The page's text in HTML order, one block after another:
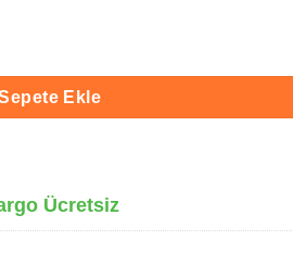
Ekle
Ücretsiz